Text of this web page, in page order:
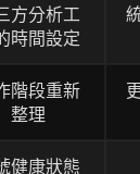
方分析工
時間設定
階段重新
整理
健康狀態